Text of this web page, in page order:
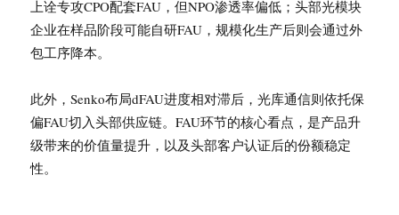
上诠专攻CPO配套FAU，但NPO渗透率偏低；头部光模块
企业在样品阶段可能自研FAU，规模化生产后则会通过外
包工序降本。
此外，Senko布局dFAU进度相对滞后，光库通信则依托保
偏FAU切入头部供应链。FAU环节的核心看点，是产品升
级带来的价值量提升，以及头部客户认证后的份额稳定
性。